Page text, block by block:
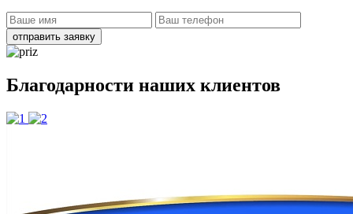
отправить заявку
Благодарности наших клиентов